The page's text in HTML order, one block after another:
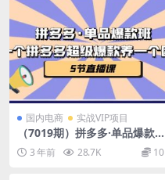
国内电商 实战VIP项目
（7019期）拼多多·单品爆款
班，一个拼多多超级爆款养一
个团队（5节直播课）
3 年前 28.7K 10